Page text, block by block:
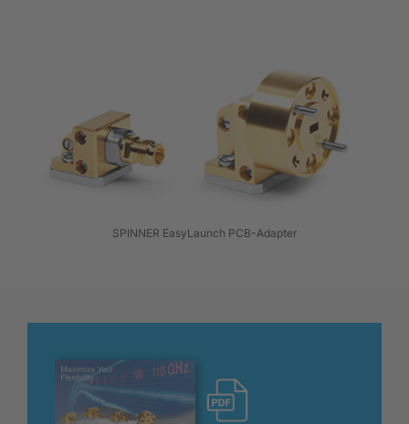
SPINNER EasyLaunch PCB-Adapter